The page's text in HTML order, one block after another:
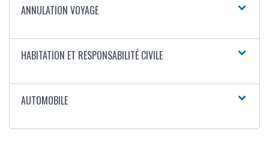
ANNULATION VOYAGE
HABITATION ET RESPONSABILITÉ CIVILE
AUTOMOBILE